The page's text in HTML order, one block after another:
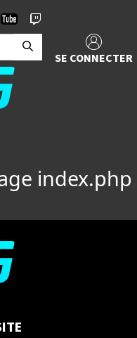
SE CONNECTER
index.php